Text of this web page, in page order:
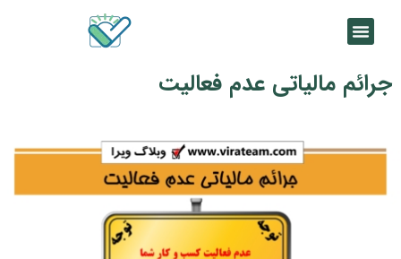
جرائم مالیاتی عدم فعالیت